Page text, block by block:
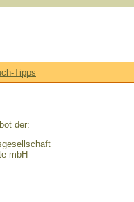
Tipps
der:
mbH